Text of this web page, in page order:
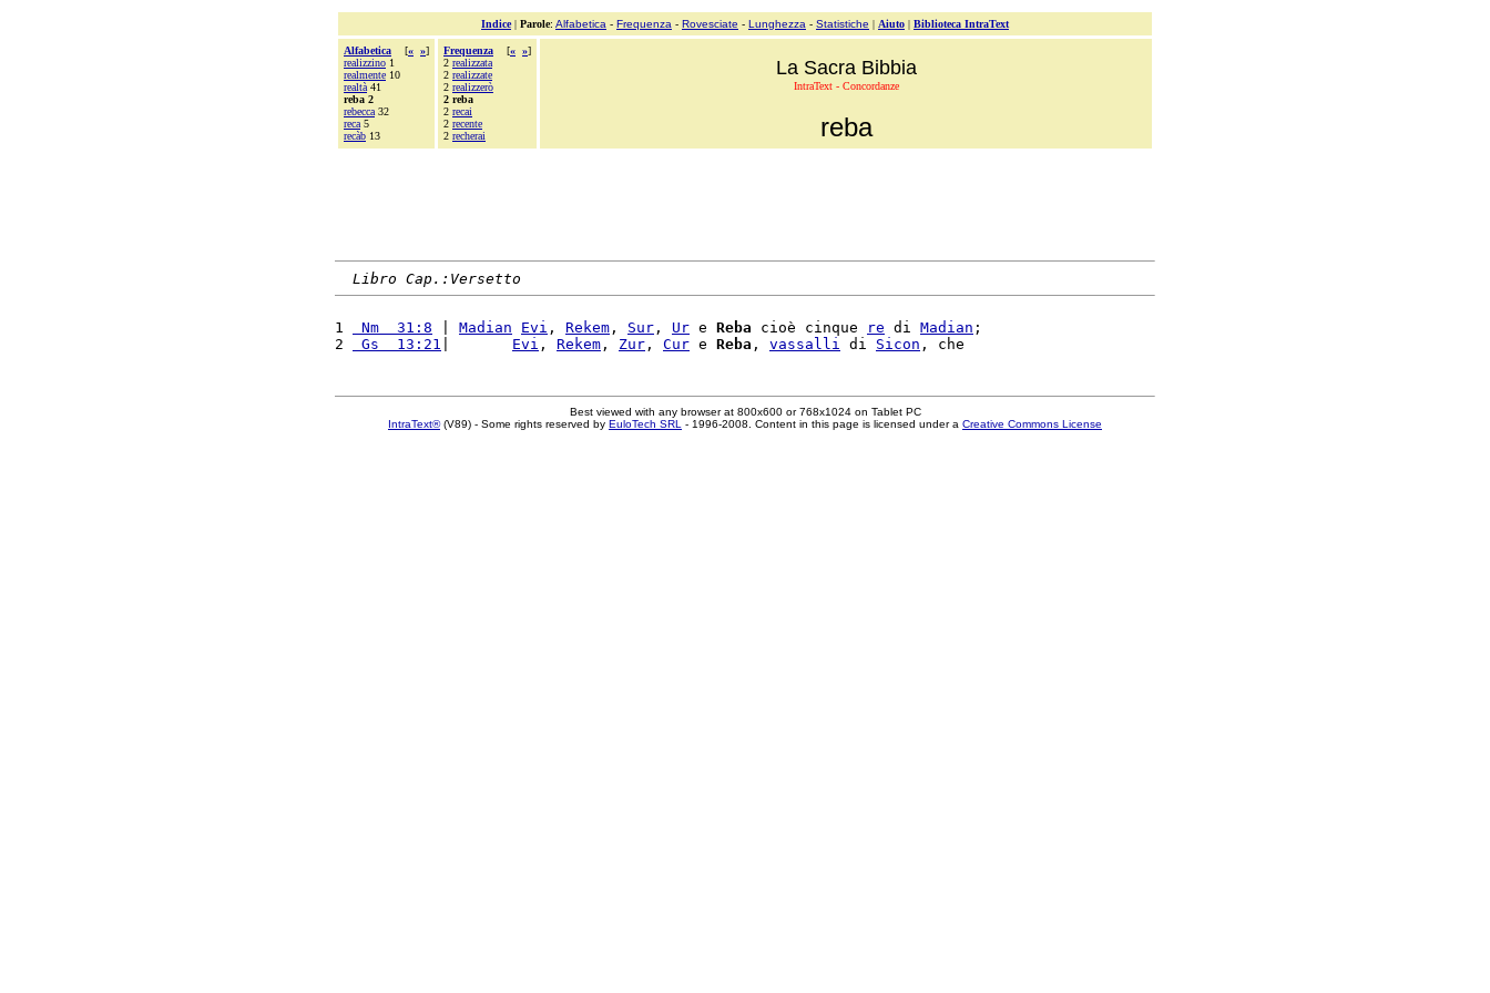
Indice| Parole: Alfabetica - Frequenza - Rovesciate - Lunghezza - Statistiche | Aiuto | Biblioteca IntraText
Alfabetica [« »]
realizzino 1
realmente 10
realtà 41
reba 2
rebecca 32
reca 5
recàb 13
Frequenza [« »]
2 realizzata
2 realizzate
2 realizzerò
2 reba
2 recai
2 recente
2 recherai
La Sacra Bibbia
IntraText - Concordanze
reba
Libro Cap.:Versetto
1 Nm  31:8 Madian Evi , Rekem , Sur , Ur e Reba cioè cinque re di Madian ;
2
Gs  13:21 Evi , Rekem , Zur , Cur e Reba , vassalli di Sicon
Best viewed with any browser at 800x600 or 768x1024 on Tablet PC
IntraText®(V89) - Some rights reserved by EuloTech SRL - 1996-2008. Content in this page is licensed under a Creative Commons License